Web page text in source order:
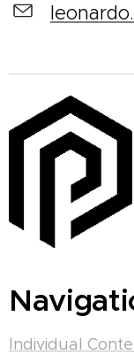
Individual